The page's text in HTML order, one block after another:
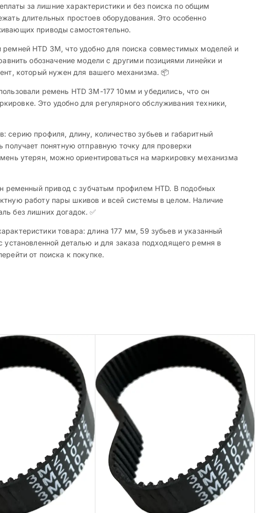
за лишние характеристики и без поиска по общим
длительных простоев оборудования. Это особенно
приводы самостоятельно.
ремней HTD 3M, что удобно для поиска совместимых моделей и
обозначение модели с другими позициями линейки и
который нужен для вашего механизма. 📦
ремень HTD 3M-177 10мм и убедились, что он
Это удобно для регулярного обслуживания техники,
серию профиля, длину, количество зубьев и габаритный
понятную отправную точку для проверки
утерян, можно ориентироваться на маркировку механизма
ременный привод с зубчатым профилем HTD. В подобных
работу пары шкивов и всей системы в целом. Наличие
без лишних догадок. ✅
товара: длина 177 мм, 59 зубьев и указанный
деталью и для заказа подходящего ремня в
от поиска к покупке.